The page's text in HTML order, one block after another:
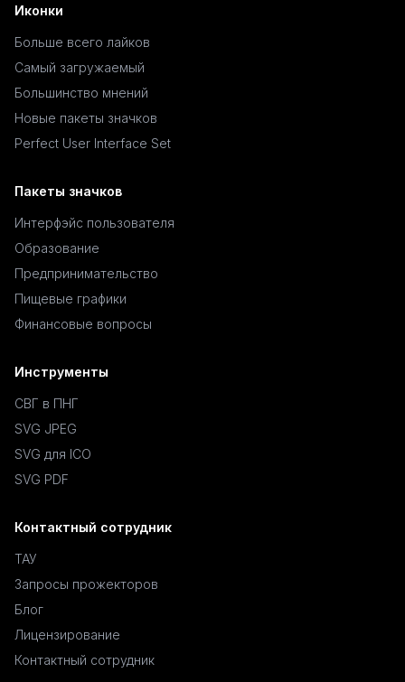
Иконки
Больше всего лайков
Самый загружаемый
Большинство мнений
Новые пакеты значков
Perfect User Interface Set
Пакеты значков
Интерфэйс пользователя
Образование
Предпринимательство
Пищевые графики
Финансовые вопросы
Инструменты
СВГ в ПНГ
SVG JPEG
SVG для ICO
SVG PDF
Контактный сотрудник
ТАУ
Запросы прожекторов
Блог
Лицензирование
Контактный сотрудник